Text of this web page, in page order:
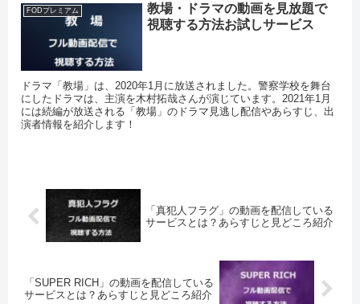
FODプレミアム
教場・ドラマの動画を見放題で
視聴する方法お試しサービス
ドラマ「教場」は、2020年1月に放送されました。警察学校を舞台
にしたドラマは、主演を木村拓哉さんが演じています。2021年1月
には続編が放送される「教場」のドラマ見逃し配信やあらすじ、出
演者情報を紹介します！
「真犯人フラグ」の動画を配信している
サービスとは？あらすじと見どころ紹介
「SUPER RICH」の動画を配信している
サービスとは？あらすじと見どころ紹介